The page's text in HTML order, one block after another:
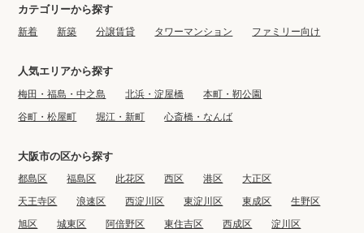
カテゴリーから探す
新着 新築 分譲賃貸 タワーマンション ファミリー向け
人気エリアから探す
梅田・福島・中之島 北浜・淀屋橋
本町・靭公園
谷町・松屋町
堀江・新町 心斎橋・なんば
大阪市の区から探す
都島区 福島区 此花区 西区 港区
大正区
天王寺区
浪速区 西淀川区 東淀川区 東成区
生野区
旭区
城東区 阿倍野区 東住吉区 西成区
淀川区